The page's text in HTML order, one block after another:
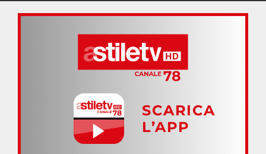
SCARICA
L’APP